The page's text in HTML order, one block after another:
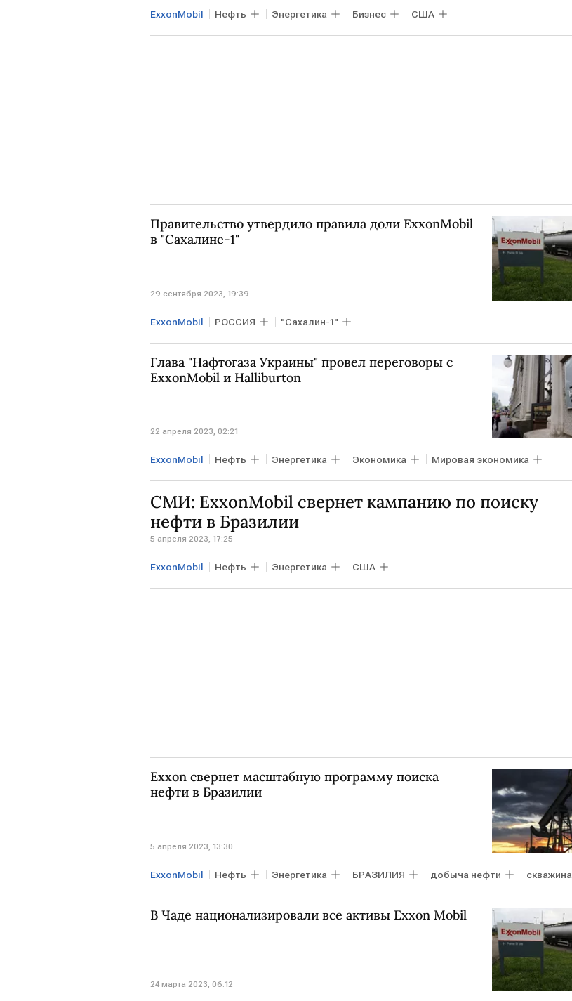
ExxonMobil Нефть Энергетика Бизнес США
Правительство утвердило правила доли ExxonMobil
в "Сахалине-1"
29 сентября 2023, 19:39
ExxonMobil РОССИЯ "Сахалин-1"
Глава "Нафтогаза Украины" провел переговоры с
ExxonMobil и Halliburton
22 апреля 2023, 02:21
ExxonMobil Нефть Энергетика Экономика Мировая экономика
Газ Нафтогаз Украины переговоры Halliburton
СМИ: ExxonMobil свернет кампанию по поиску
нефти в Бразилии
5 апреля 2023, 17:25
ExxonMobil Нефть Энергетика США
Exxon свернет масштабную программу поиска
нефти в Бразилии
5 апреля 2023, 13:30
ExxonMobil Нефть Энергетика БРАЗИЛИЯ добыча нефти скважина
В Чаде национализировали все активы Exxon Mobil
24 марта 2023, 06:12